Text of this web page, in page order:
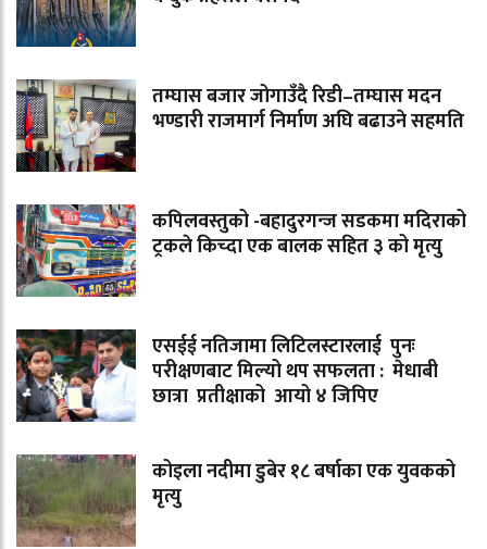
तम्घास बजार जोगाउँदै रिडी–तम्घास मदन
भण्डारी राजमार्ग निर्माण अघि बढाउने सहमति
कपिलवस्तुको -बहादुरगन्ज सडकमा मदिराको
ट्रकले किच्दा एक बालक सहित ३ को मृत्यु
एसईई नतिजामा लिटिलस्टारलाई पुनः
परीक्षणबाट मिल्यो थप सफलता : मेधाबी
छात्रा प्रतीक्षाको आयो ४ जिपिए
कोइला नदीमा डुबेर १८ बर्षाका एक युवकको
मृत्यु